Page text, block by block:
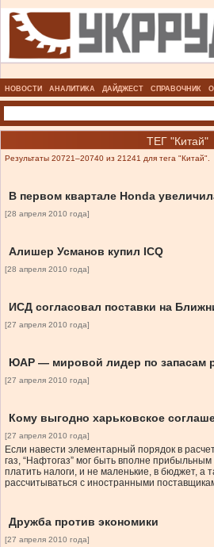
НОВОСТИ АНАЛИТИКА ДАЙДЖЕСТ СПРАВОЧНИК
ТЕГ "Китай"
Результаты 20721–20740 из 21241 для тега "Китай".
В первом квартале Honda
[28 апреля 2010 года]
Алишер Усманов купил ICQ
[28 апреля 2010 года]
ИСД согласовал поставки на
[27 апреля 2010 года]
ЮАР — мировой лидер по запасам
[27 апреля 2010 года]
Кому выгодно харьковское
[27 апреля 2010 года]
Если навести элементарный порядок в
газ, “Нафтогаз” мог быть вполне
платить налоги, и не маленькие, в бюджет, а
рассчитываться с иностранными
Дружба против экономики
[27 апреля 2010 года]